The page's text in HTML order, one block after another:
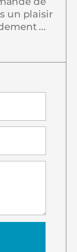
un plaisir
...